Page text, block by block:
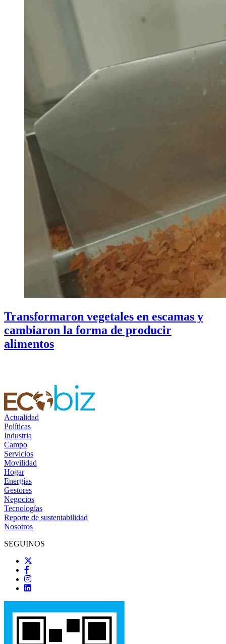
Transformaron vegetales en escamas y
cambiaron la forma de producir
alimentos
Actualidad
Políticas
Industria
Campo
Servicios
Movilidad
Hogar
Energías
Gestores
Negocios
Tecnologías
Reporte de sustentabilidad
Nosotros
SEGUINOS